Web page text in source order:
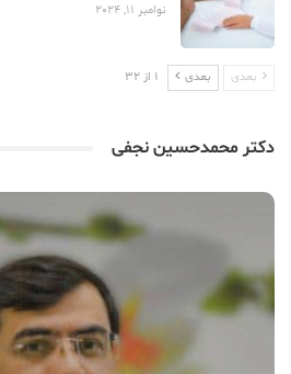
نوامبر 11, 2024
بعدی بعدی 1 از 32
دکتر محمدحسین نجفی